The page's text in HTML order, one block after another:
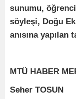
sunumu,
söyleşi, Doğu
anısına
MTÜ HABER
Seher TOSUN